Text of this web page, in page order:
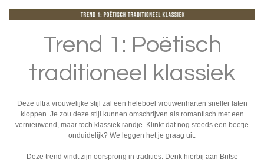
Trend 1: Poëtisch
traditioneel klassiek
Deze ultra vrouwelijke stijl zal een heleboel vrouwenharten sneller laten
kloppen. Je zou deze stijl kunnen omschrijven als romantisch met een
vernieuwend, maar toch klassiek randje. Klinkt dat nog steeds een beetje
onduidelijk? We leggen het je graag uit.
Deze trend vindt zijn oorsprong in tradities. Denk hierbij aan Britse